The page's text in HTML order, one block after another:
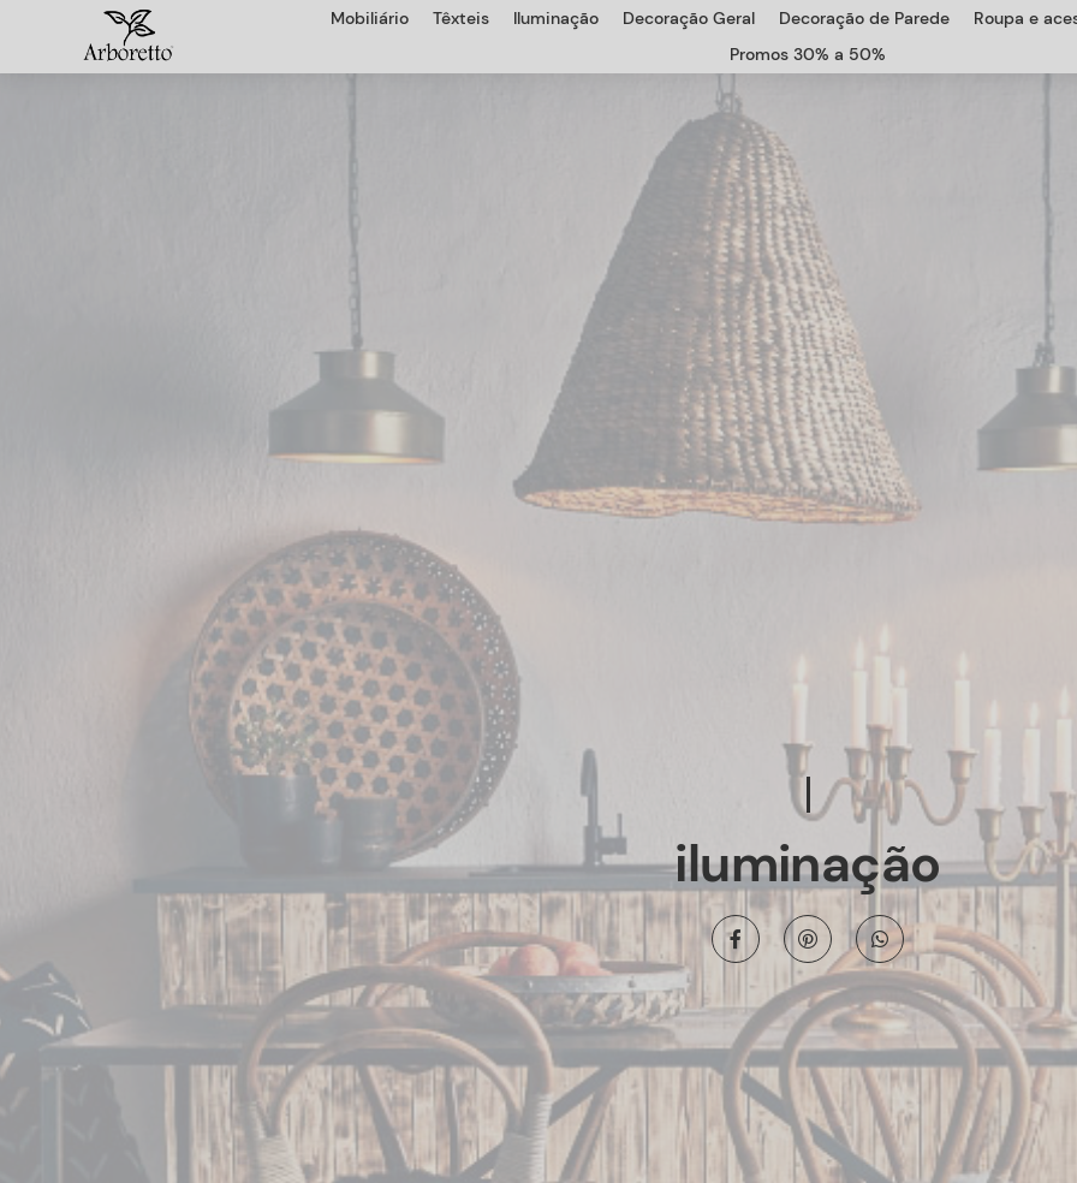
Mobiliário Têxteis Iluminação Decoração Geral Decoração de Parede
Roupa e
Promos 30% a 50%
iluminação